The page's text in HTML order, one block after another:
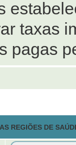
taxas
pagas
REGIÕES DE